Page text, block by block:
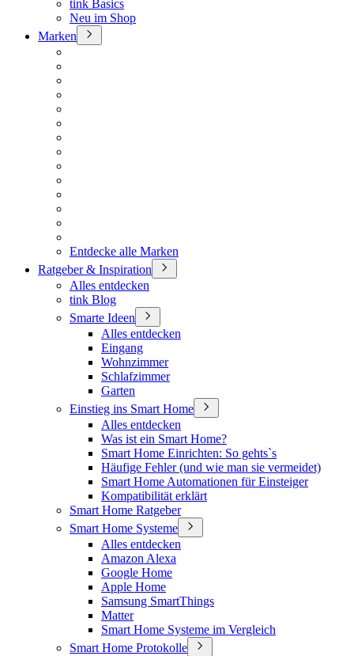
tink Basics
Neu im Shop
Marken
Entdecke alle Marken
Ratgeber & Inspiration
Alles entdecken
tink Blog
Smarte Ideen
Alles entdecken
Eingang
Wohnzimmer
Schlafzimmer
Garten
Einstieg ins Smart Home
Alles entdecken
Was ist ein Smart Home?
Smart Home Einrichten: So gehts`s
Häufige Fehler (und wie man sie vermeidet)
Smart Home Automationen für Einsteiger
Kompatibilität erklärt
Smart Home Ratgeber
Smart Home Systeme
Alles entdecken
Amazon Alexa
Google Home
Apple Home
Samsung SmartThings
Matter
Smart Home Systeme im Vergleich
Smart Home Protokolle